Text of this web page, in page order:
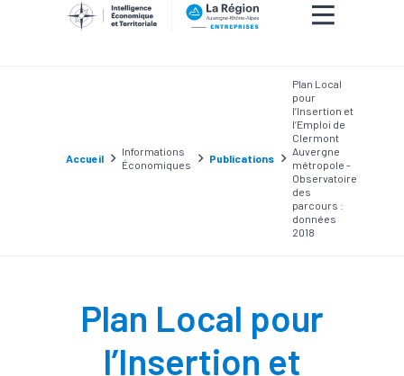
Accueil
Informations
Économiques
Publications
Plan Local
pour
l’Insertion et
l’Emploi de
Clermont
Auvergne
métropole -
Observatoire
des
parcours :
données
2018
Plan Local pour
l’Insertion et